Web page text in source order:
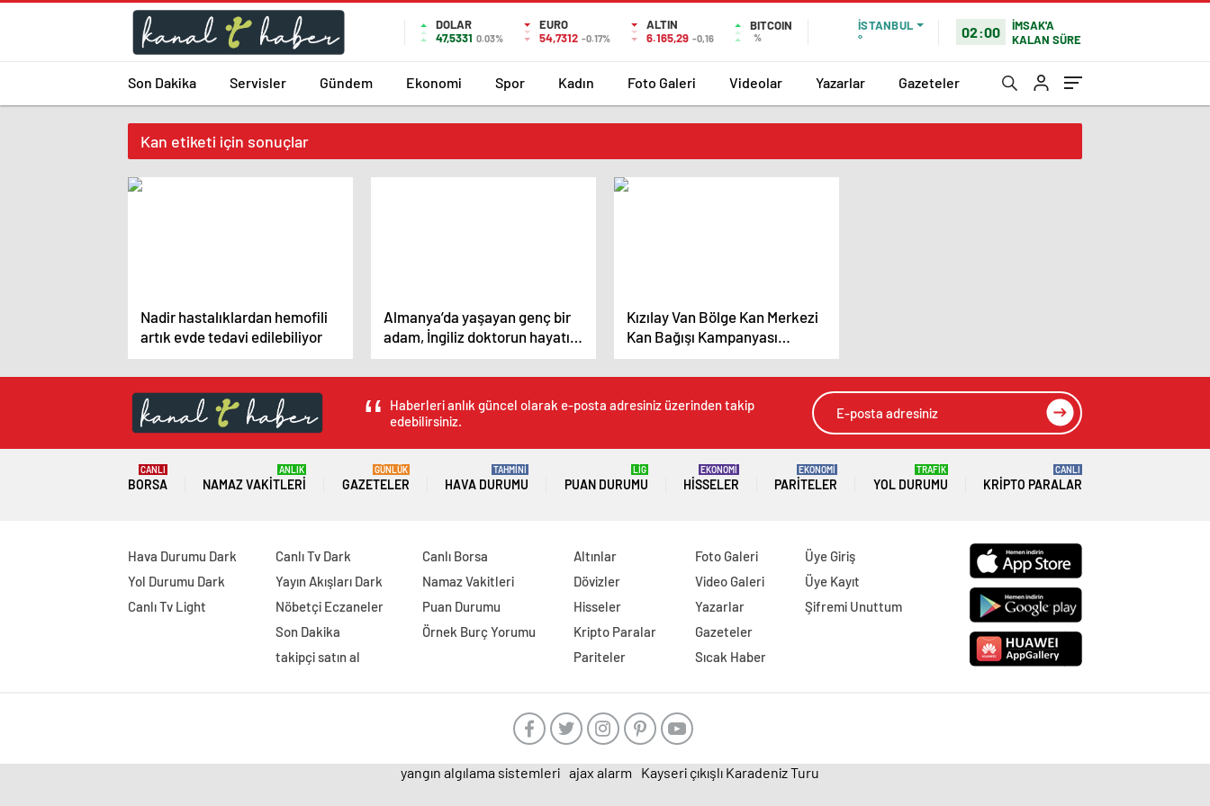
DOLAR
47,5331 0.03%
EURO
54,7312 -0.17%
ALTIN
6.165,29 -0,16
BITCOIN
%
İSTANBUL
°
02:00
İMSAK'A
KALAN SÜRE
Son Dakika Servisler Gündem Ekonomi Spor Kadın Foto Galeri Videolar Yazarlar Gazeteler
Kan etiketi için sonuçlar
Nadir hastalıklardan hemofili
artık evde tedavi edilebiliyor
Almanya’da yaşayan genç bir
adam, İngiliz doktorun hayatını
kurtardı
Kızılay Van Bölge Kan Merkezi
Kan Bağışı Kampanyası
Düzenliyor
Haberleri anlık güncel olarak e-posta adresiniz üzerinden takip
edebilirsiniz.
BORSA
CANLI
NAMAZ VAKITLERI
ANLIK
GAZETELER
GÜNLÜK
HAVA DURUMU
TAHMİNİ
PUAN DURUMU
LİG
HISSELER
EKONOMİ
PARITELER
EKONOMİ
YOL DURUMU
TRAFİK
KRIPTO PARALAR
CANLI
Hava Durumu Dark
Yol Durumu Dark
Canlı Tv Light
Canlı Tv Dark
Yayın Akışları Dark
Nöbetçi Eczaneler
Son Dakika
takipçi satın al
Canlı Borsa
Namaz Vakitleri
Puan Durumu
Örnek Burç Yorumu
Altınlar
Dövizler
Hisseler
Kripto Paralar
Pariteler
Foto Galeri
Video Galeri
Yazarlar
Gazeteler
Sıcak Haber
Üye Giriş
Üye Kayıt
Şifremi Unuttum
yangın algılama sistemleri ajax alarm Kayseri çıkışlı Karadeniz Turu